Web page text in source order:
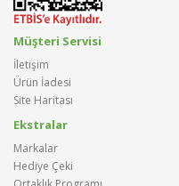
Müşteri Servisi
İletişim
Ürün İadesi
Site Haritası
Ekstralar
Markalar
Hediye Çeki